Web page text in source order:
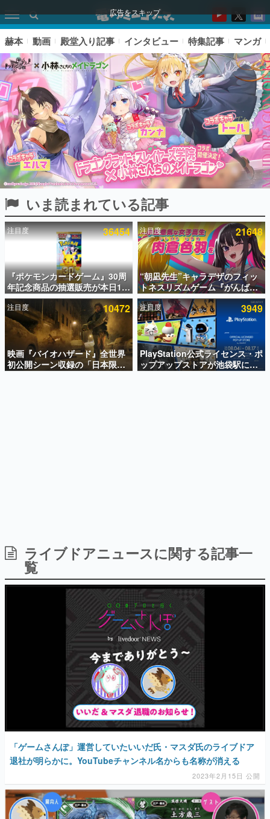
広告をスキップ
ピックアップ
電ファミのいま読まれている記事ランキング
アプリセール情報
インタビュー
連載・特集一覧
殿堂入り記事
SNS拡散数が数千以上！ ページビュー数万以上！ などな
ど。多くの人々に読まれた、電ファミ渾身の“殿堂入り”記
事をまとめました。
日本のコンテンツ産業やカルチャーに与えた影響を探る企
画です。
日本モバイルゲーム産業史
日本のモバイルゲーム史における主要なトピック・タイト
ルを網羅するほか、開発者へのインタビューや識者による
解説を掲載。約20年の歴史が一望できる決定版！
若ゲのいたり〜ゲームクリエイターの青春〜
『うつヌケ』『ペンと箸』等で知られるマンガ家・田中圭
一先生によるゲーム業界レポートマンガです。
なんでゲームは面白い？
ゲーム開発者・hamatsu氏がゲームの魅力を画面や操作の
具体的な形から解き明かしていく、硬派で骨太な評論連載
です。
ゲームが変えた日本語
の起源や用法の変遷を、コンピューター文化史研究家・タ
イニーP氏が徹底調査。
カテゴリ
特集記事
赫本 動画 殿堂入り記事 インタビュー 特集記事 マンガ
いま読まれている記事
注目度 36454
『ポケモンカードゲーム』30周
年記念商品の抽選販売が本日12
時より開始。拡張パック「30th
CELEBRATION」のボックス
に、「プレミアムデッキセット
エーフィ・ブラッキー」
「FUTURISTIC BOX」の計3商
品
注目度 21648
“朝凪先生”キャラデザのフィッ
トネスリズムゲーム『がんば
れ！チアリズム』Steamストア
ページが公開。キャラクターの
CVは陽向葵ゅかさん
注目度 10472
映画『バイオハザード』全世界
初公開シーン収録の「日本限
定」予告映像が解禁。バイオの
注目度 3949
PlayStation公式ライセンス・ポ
ップアップストアが池袋駅にて
期間限定で開催。夏のアパレル
ライブドアニュースに関する記事一
覧
「ゲームさんぽ」運営していたいいだ氏・マスダ氏のライブドア
退社が明らかに。YouTubeチャンネル名からも名称が消える
2023年2月15日 公開